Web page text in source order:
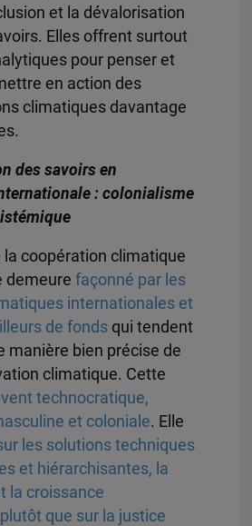
et la dévalorisation
Elles offrent surtout
pour penser et
en action des
climatiques davantage
des savoirs en
: colonialisme
la coopération climatique
demeure façonné par les
internationales et
de fondsqui tendent
manière bien précise de
climatique. Cette
technocratique,
et coloniale. Elle
les solutions techniques
et hiérarchisantes, la
la croissance
que sur la justice